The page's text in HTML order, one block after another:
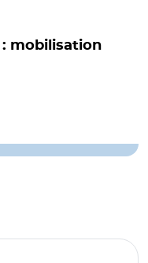
: mobilisation